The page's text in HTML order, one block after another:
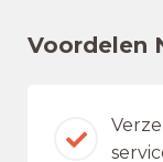
Voordelen